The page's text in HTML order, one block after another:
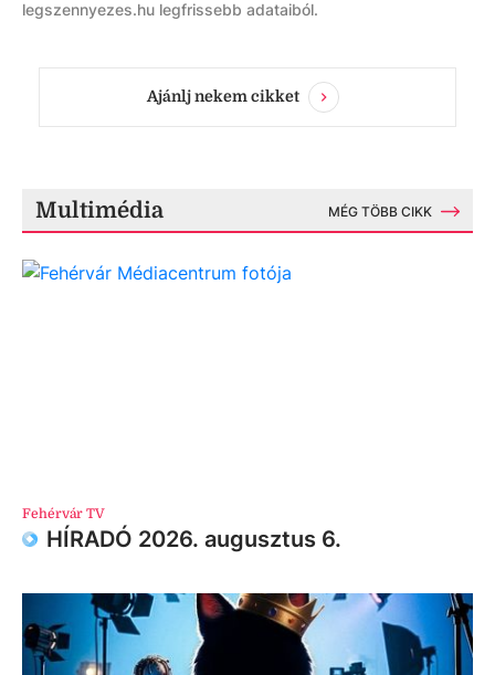
legszennyezes.hu legfrissebb adataiból.
Ajánlj nekem cikket
Multimédia MÉG TÖBB CIKK
Fehérvár TV
HÍRADÓ 2026. augusztus 6.